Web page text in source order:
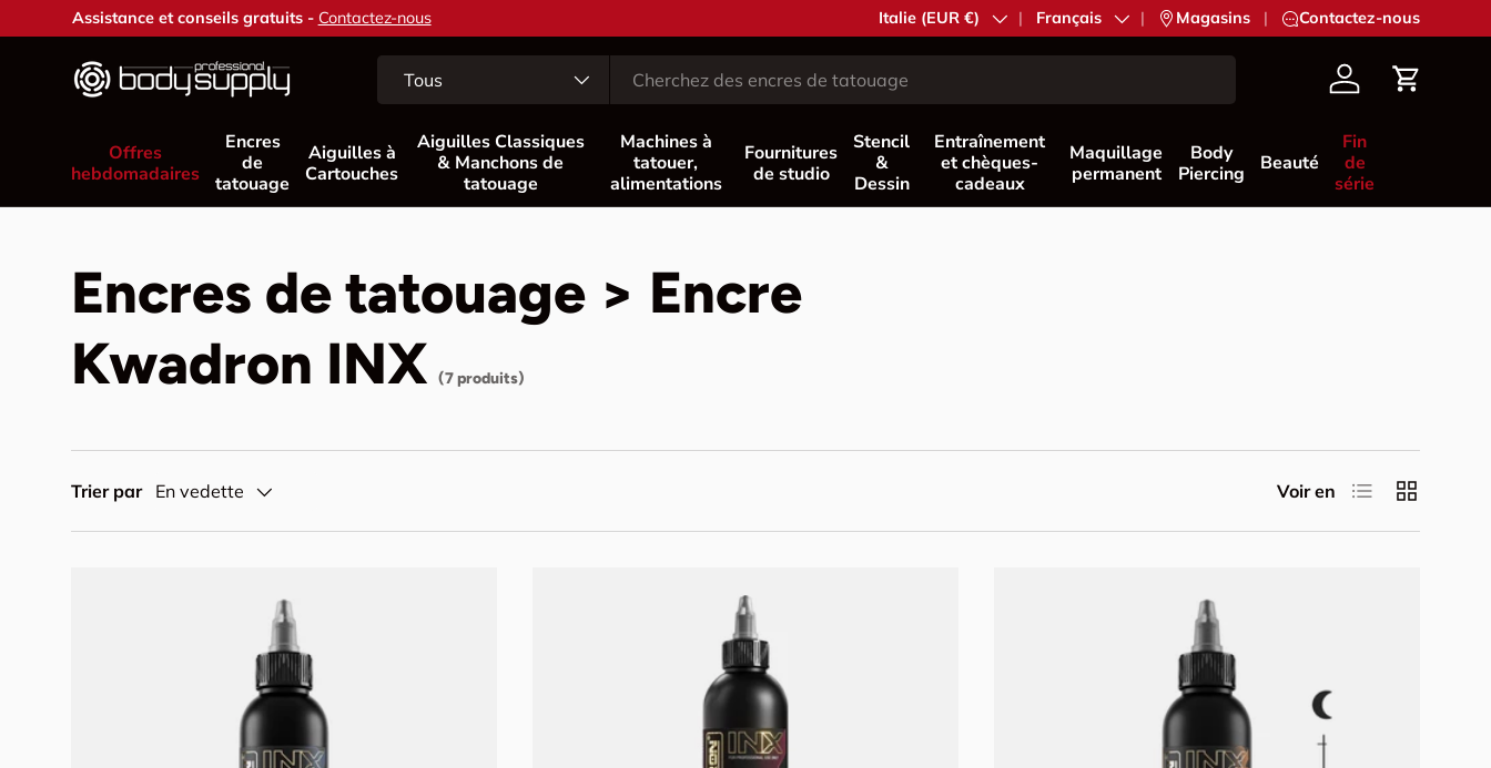
Aller au contenu
Assistance et conseils gratuits - Contactez-nous Pays
Italie (EUR €) LangueFrançais | Magasins | Contactez-nous
Tous ComptePanier
Offres
hebdomadaires
Encres
de
tatouage
Aiguilles à
Cartouches
Aiguilles Classiques
& Manchons de
tatouage
Machines à
tatouer,
alimentations
Fournitures
de studio
Stencil
&
Dessin
Entraînement
et chèques-
cadeaux
Maquillage
permanent
Body
Piercing
Beauté
Fin
de
série
Encres de tatouage > Encre
Kwadron INX (7 produits)
Trier par En vedette Voir en Liste Grille